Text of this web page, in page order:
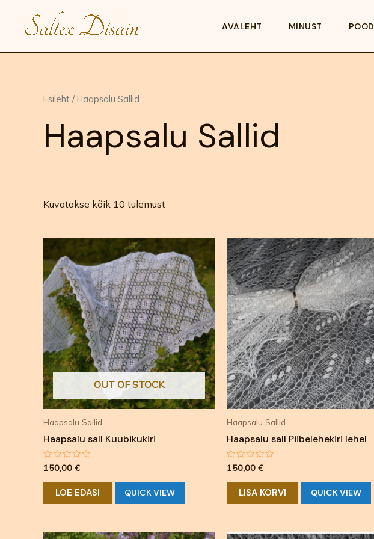
AVALEHT MINUST POOD
Esileht / Haapsalu Sallid
Haapsalu Sallid
Kuvatakse kõik 10 tulemust
OUT OF STOCK
Haapsalu Sallid
Haapsalu sall Kuubikukiri
Hinnanguga
0
/
150,00 €
LOE EDASI QUICK VIEW
Haapsalu Sallid
Haapsalu sall Piibelehekiri lehel
Hinnanguga
0
/
150,00 €
LISA KORVI QUICK VIEW